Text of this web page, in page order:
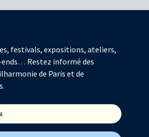
festivals, expositions, ateliers,
Restez informé des
de Paris et de